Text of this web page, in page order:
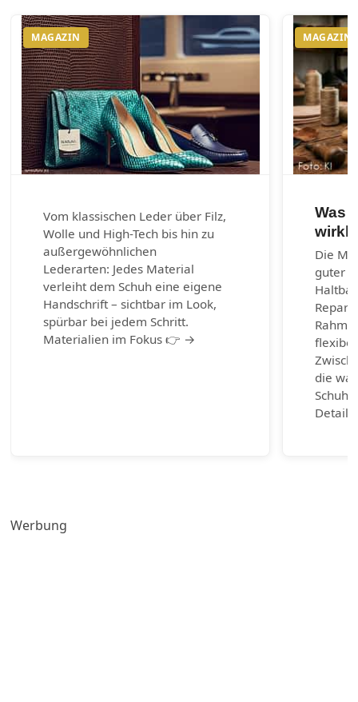
MAGAZIN
Vom klassischen Leder über Filz,
Wolle und High-Tech bis hin zu
außergewöhnlichen
Lederarten: Jedes Material
verleiht dem Schuh eine eigene
Handschrift – sichtbar im Look,
spürbar bei jedem Schritt.
Materialien im Fokus 👉 →
MAGAZIN
Was
Die
guter
flexibel
die
Detail
Werbung